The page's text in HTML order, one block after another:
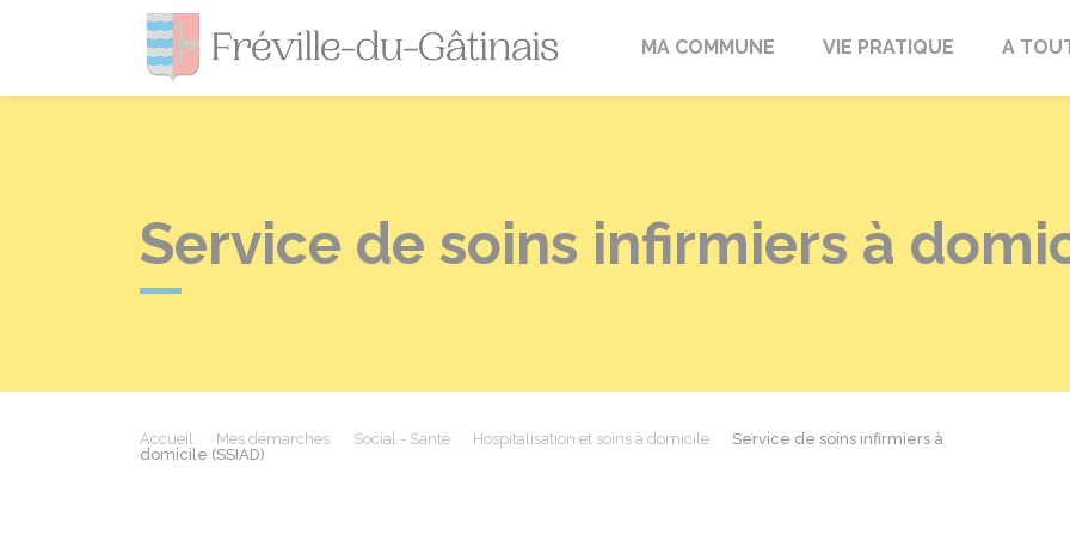
Fréville-du-Gâtinais
MA COMMUNE VIE PRATIQUE A
Service de soins infirmiers à
Accueil Mes démarches Social - Santé Hospitalisation et soins à domicile
Service de soins infirmiers à
domicile (SSIAD)